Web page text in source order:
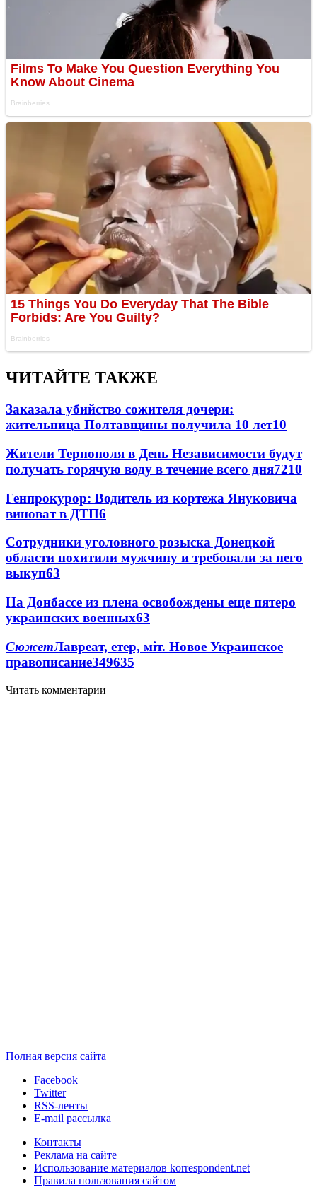
ЧИТАЙТЕ ТАКЖЕ
Заказала убийство сожителя дочери:
жительница Полтавщины получила 10 лет10
Жители Тернополя в День Независимости будут
получать горячую воду в течение всего дня7210
Генпрокурор: Водитель из кортежа Януковича
виноват в ДТП6
Сотрудники уголовного розыска Донецкой
области похитили мужчину и требовали за него
выкуп63
На Донбассе из плена освобождены еще пятеро
украинских военных63
СюжетЛавреат, етер, міт. Новое Украинское
правописание349635
Читать комментарии
Полная версия сайта
Facebook
Twitter
RSS-ленты
E-mail рассылка
Контакты
Реклама на сайте
Использование материалов korrespondent.net
Правила пользования сайтом